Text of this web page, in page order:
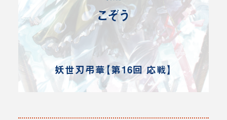
こぞう
妖世刃弔華【第16回 応戦】